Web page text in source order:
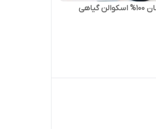
سرم آبرسان 100% اسکوالن گیاهی